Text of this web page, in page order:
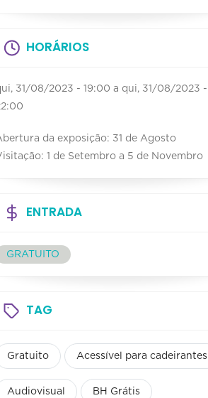
HORÁRIOS
31/08/2023 - 19:00 a qui, 31/08/2023 -
da exposição: 31 de Agosto
1 de Setembro a 5 de Novembro
ENTRADA
GRATUITO
TAG
Gratuito Acessível para cadeirantes
Audiovisual BH Grátis